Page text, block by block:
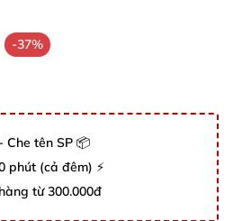
-37%
Che tên SP 📦
phút (cả đêm) ⚡
từ 300.000đ